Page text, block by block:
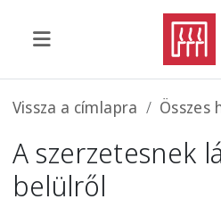
Morzsa
Vissza a címlapra Összes
A szerzetesnek
belülről